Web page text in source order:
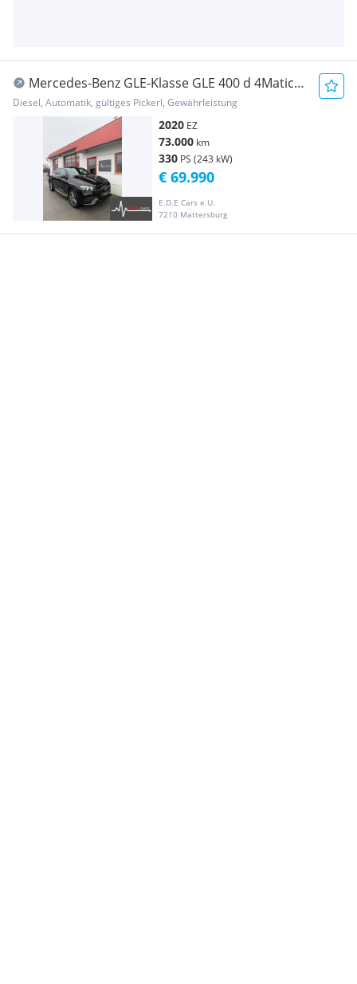
Mercedes-Benz GLE-Klasse GLE 400 d 4Matic
Coupe Night Paket
Diesel, Automatik, gültiges Pickerl, Gewährleistung
2020 EZ
73.000 km
330 PS (243 kW)
E.D.E Cars e.U.
7210 Mattersburg
€ 69.990